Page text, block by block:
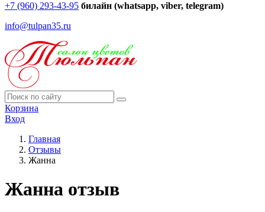
+7 (960) 293-43-95 билайн (whatsapp, viber, telegram)
info@tulpan35.ru
Корзина
Вход
Главная
Отзывы
Жанна
Жанна отзыв